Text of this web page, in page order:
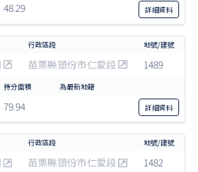
48.29 詳細資料
苗栗縣頭份市仁愛段 1489
79.94 詳細資料
苗栗縣頭份市仁愛段 1482